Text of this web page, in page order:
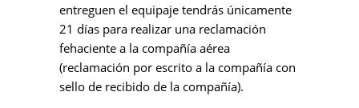
entreguen el equipaje tendrás únicamente
21 días para realizar una reclamación
fehaciente a la compañía aérea
(reclamación por escrito a la compañía con
sello de recibido de la compañía).